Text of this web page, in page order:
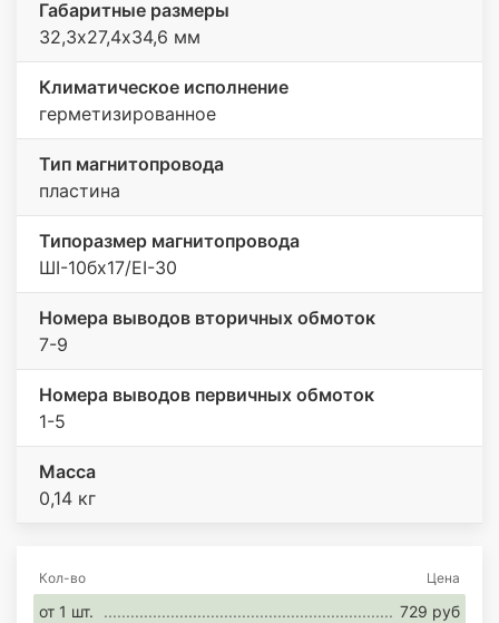
Габаритные размеры
32,3х27,4х34,6 мм
Климатическое исполнение
герметизированное
Тип магнитопровода
пластина
Типоразмер магнитопровода
ШI-10бx17/EI-30
Номера выводов вторичных обмоток
7-9
Номера выводов первичных обмоток
1-5
Масса
0,14 кг
Кол-во Цена
от 1 шт. 729 руб